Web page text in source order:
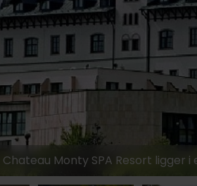
Chateau Monty SPA Resort ligger